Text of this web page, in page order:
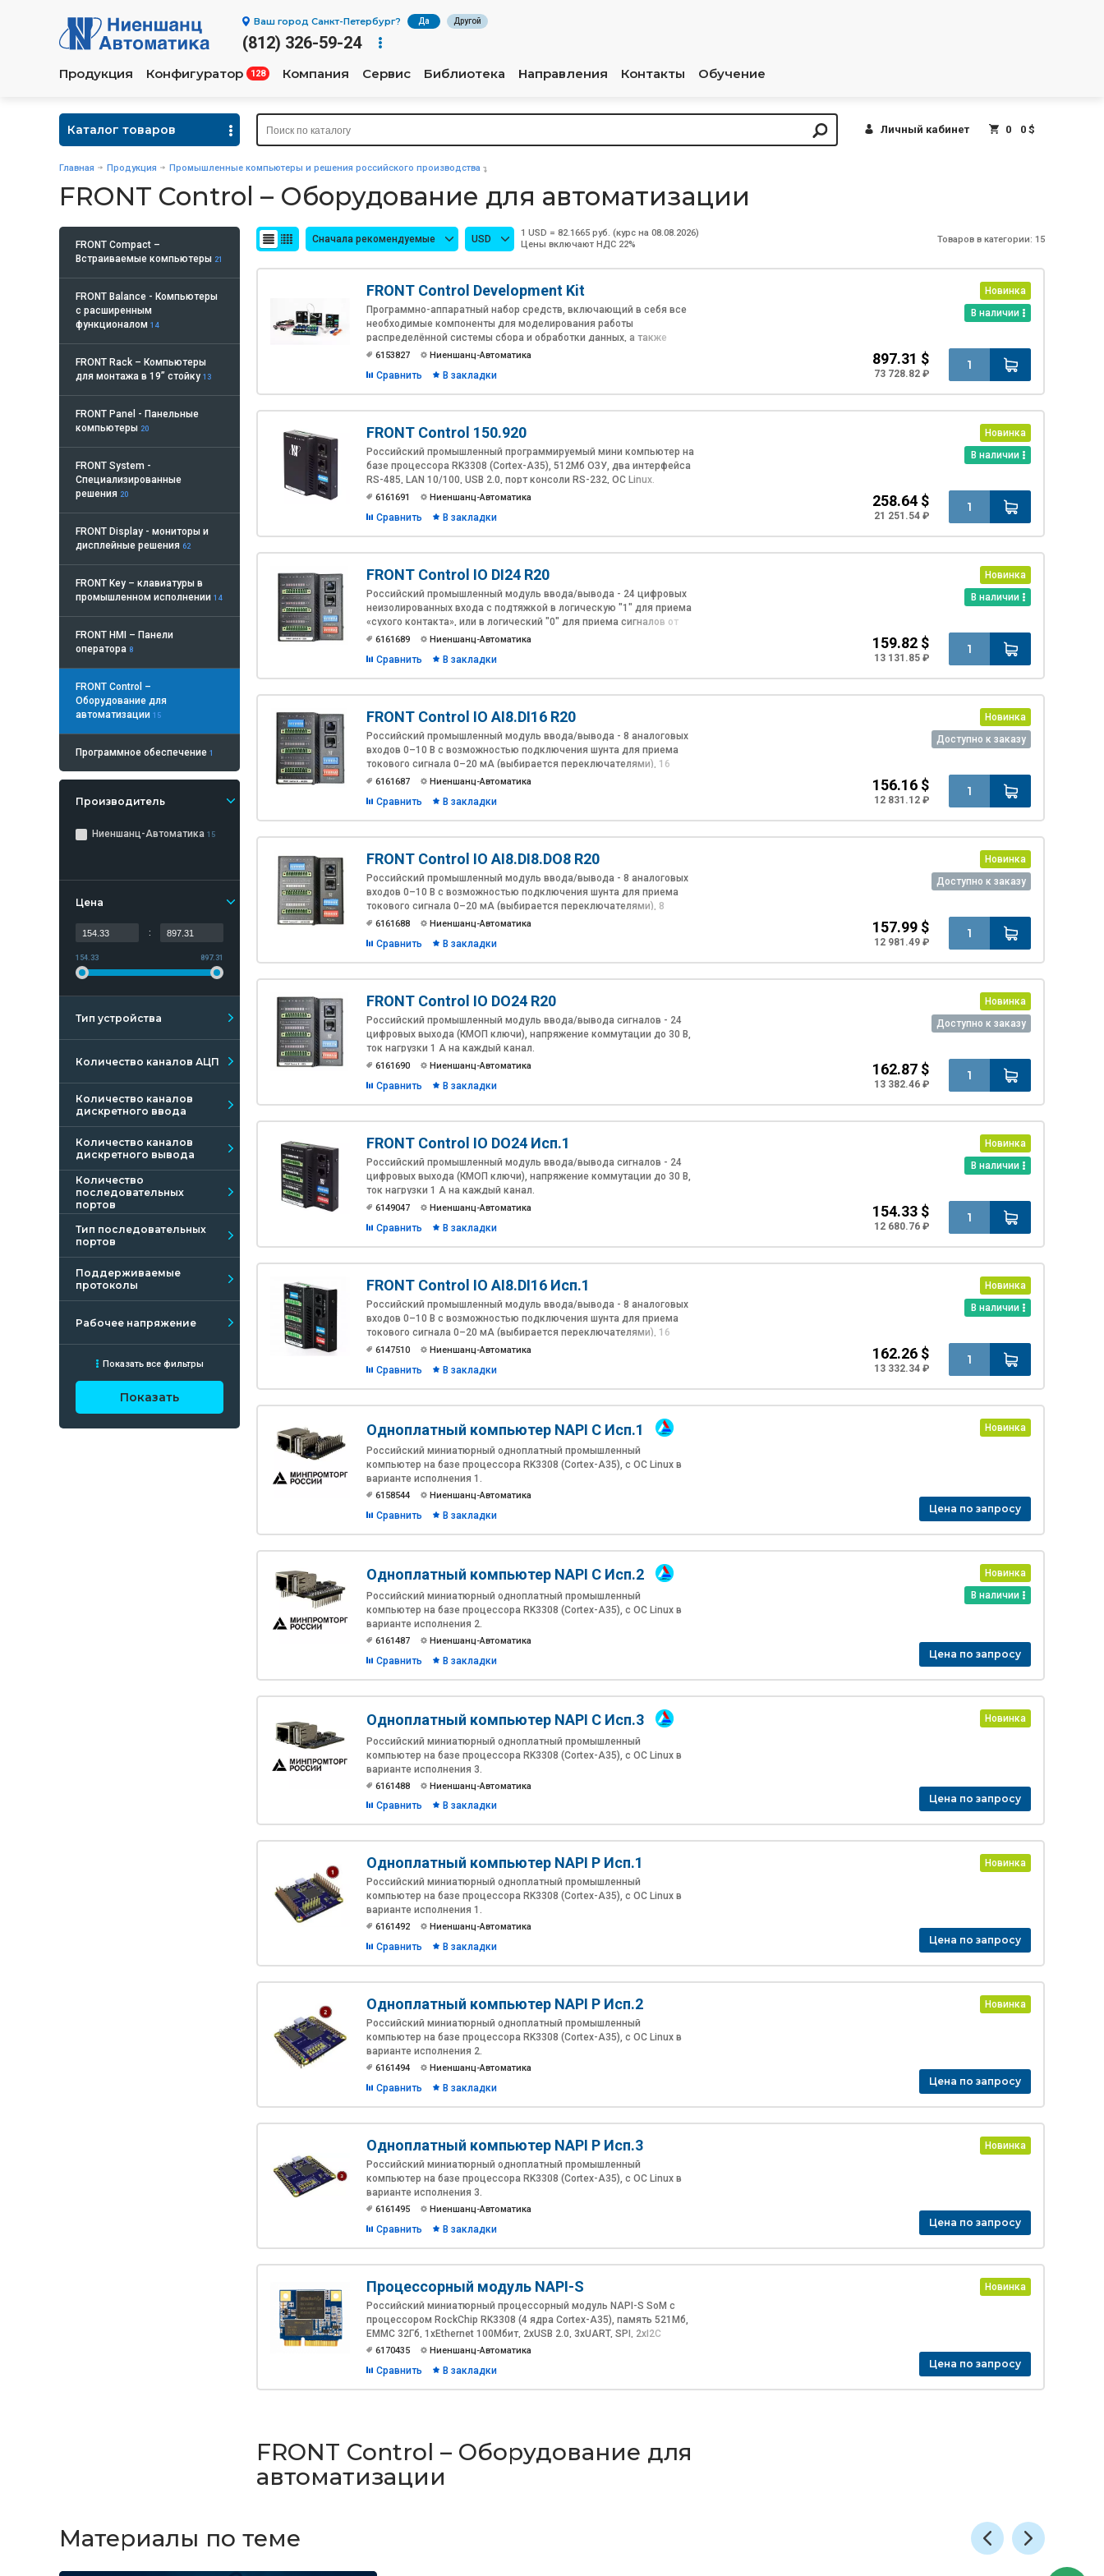
Ваш город Санкт-Петербург? Да Другой
(812) 326-59-24
Продукция Конфигуратор 128 Компания Сервис Библиотека Направления Контакты Обучение
Каталог товаров Личный кабинет 0 0 $
Главная Продукция Промышленные компьютеры и решения российского производства
FRONT Control – Оборудование для автоматизации
FRONT Compact –
Встраиваемые компьютеры 21
FRONT Balance - Компьютеры
с расширенным
функционалом 14
FRONT Rack – Компьютеры
для монтажа в 19” стойку 13
FRONT Panel - Панельные
компьютеры 20
FRONT System -
Cпециализированные
решения 20
FRONT Display - мониторы и
дисплейные решения 62
FRONT Key – клавиатуры в
промышленном исполнении 14
FRONT HMI – Панели
оператора 8
FRONT Control –
Оборудование для
автоматизации 15
Программное обеспечение 1
Производитель
Ниеншанц-Автоматика 15
Цена
:
154.33 897.31
Тип устройства
Количество каналов АЦП
Количество каналов
дискретного ввода
Количество каналов
дискретного вывода
Количество
последовательных
портов
Тип последовательных
портов
Поддерживаемые
протоколы
Рабочее напряжение
Показать все фильтры
Показать
Сначала рекомендуемые USD
1 USD = 82.1665 руб. (курс на 08.08.2026)
Цены включают НДС 22%
Товаров в категории: 15
Новинка
В наличии
FRONT Control Development Kit
Программно-аппаратный набор средств, включающий в себя все
необходимые компоненты для моделирования работы
распределённой системы сбора и обработки данных, а также
управления исполнительными устройствами.
6153827 Ниеншанц-Автоматика
Сравнить В закладки
897.31 $
73 728.82 ₽
Новинка
В наличии
FRONT Control 150.920
Российский промышленный программируемый мини компьютер на
базе процессора RK3308 (Cortex-A35), 512Мб ОЗУ, два интерфейса
RS-485, LAN 10/100, USB 2.0, порт консоли RS-232, ОС Linux.
6161691 Ниеншанц-Автоматика
Сравнить В закладки
258.64 $
21 251.54 ₽
Новинка
В наличии
FRONT Control IO DI24 R20
Российский промышленный модуль ввода/вывода - 24 цифровых
неизолированных входа с подтяжкой в логическую "1" для приема
«сухого контакта», или в логический "0" для приема сигналов от
уровней TTL до 24 В (выбирается переключателями).
6161689 Ниеншанц-Автоматика
Сравнить В закладки
159.82 $
13 131.85 ₽
Новинка
Доступно к заказу
FRONT Control IO AI8.DI16 R20
Российский промышленный модуль ввода/вывода - 8 аналоговых
входов 0–10 В с возможностью подключения шунта для приема
токового сигнала 0–20 мА (выбирается переключателями), 16
цифровых неизолированных входа с подтяжкой в логическую "1"
сигналов от уровней TTL до 24 В (выбирается переключателями).
6161687 Ниеншанц-Автоматика
Сравнить В закладки
156.16 $
12 831.12 ₽
Новинка
Доступно к заказу
FRONT Control IO AI8.DI8.DO8 R20
Российский промышленный модуль ввода/вывода - 8 аналоговых
входов 0–10 В с возможностью подключения шунта для приема
токового сигнала 0–20 мА (выбирается переключателями), 8
цифровых неизолированных входа с подтяжкой в логическую "1"
сигналов от уровней TTL до 24 В (выбирается переключателем), 8
цифровых выходов (КМОП ключи), напряжение коммутации до 30
В, ток нагрузки 1 А на каждый канал.
6161688 Ниеншанц-Автоматика
Сравнить В закладки
157.99 $
12 981.49 ₽
Новинка
Доступно к заказу
FRONT Control IO DO24 R20
Российский промышленный модуль ввода/вывода сигналов - 24
цифровых выхода (КМОП ключи), напряжение коммутации до 30 В,
ток нагрузки 1 А на каждый канал.
6161690 Ниеншанц-Автоматика
Сравнить В закладки
162.87 $
13 382.46 ₽
Новинка
В наличии
FRONT Control IO DO24 Исп.1
Российский промышленный модуль ввода/вывода сигналов - 24
цифровых выхода (КМОП ключи), напряжение коммутации до 30 В,
ток нагрузки 1 А на каждый канал.
6149047 Ниеншанц-Автоматика
Сравнить В закладки
154.33 $
12 680.76 ₽
Новинка
В наличии
FRONT Control IO AI8.DI16 Исп.1
Российский промышленный модуль ввода/вывода - 8 аналоговых
входов 0–10 В с возможностью подключения шунта для приема
токового сигнала 0–20 мА (выбирается переключателями), 16
цифровых неизолированных входа с подтяжкой в логическую "1"
6147510 Ниеншанц-Автоматика
Сравнить В закладки
162.26 $
13 332.34 ₽
Новинка
Одноплатный компьютер NAPI C Исп.1
Российский миниатюрный одноплатный промышленный
компьютер на базе процессора RK3308 (Cortex-A35), c ОС Linux в
варианте исполнения 1.
6158544 Ниеншанц-Автоматика
Сравнить В закладки
Цена по запросу
Новинка
В наличии
Одноплатный компьютер NAPI C Исп.2
Российский миниатюрный одноплатный промышленный
компьютер на базе процессора RK3308 (Cortex-A35), c ОС Linux в
варианте исполнения 2.
6161487 Ниеншанц-Автоматика
Сравнить В закладки
Цена по запросу
Новинка
Одноплатный компьютер NAPI C Исп.3
Российский миниатюрный одноплатный промышленный
компьютер на базе процессора RK3308 (Cortex-A35), c ОС Linux в
варианте исполнения 3.
6161488 Ниеншанц-Автоматика
Сравнить В закладки
Цена по запросу
Новинка
Одноплатный компьютер NAPI P Исп.1
Российский миниатюрный одноплатный промышленный
компьютер на базе процессора RK3308 (Cortex-A35), c ОС Linux в
варианте исполнения 1.
6161492 Ниеншанц-Автоматика
Сравнить В закладки
Цена по запросу
Новинка
Одноплатный компьютер NAPI P Исп.2
Российский миниатюрный одноплатный промышленный
компьютер на базе процессора RK3308 (Cortex-A35), c ОС Linux в
варианте исполнения 2.
6161494 Ниеншанц-Автоматика
Сравнить В закладки
Цена по запросу
Новинка
Одноплатный компьютер NAPI P Исп.3
Российский миниатюрный одноплатный промышленный
компьютер на базе процессора RK3308 (Cortex-A35), c ОС Linux в
варианте исполнения 3.
6161495 Ниеншанц-Автоматика
Сравнить В закладки
Цена по запросу
Новинка
Процессорный модуль NAPI-S
Российский миниатюрный процессорный модуль NAPI-S SoM с
процессором RockChip RK3308 (4 ядра Cortex-A35), память 521Мб,
ЕММС 32Гб, 1хEthernet 100Мбит, 2xUSB 2.0, 3xUART, SPI, 2xI2C
6170435 Ниеншанц-Автоматика
Сравнить В закладки
Цена по запросу
FRONT Control – Оборудование для
автоматизации
Материалы по теме